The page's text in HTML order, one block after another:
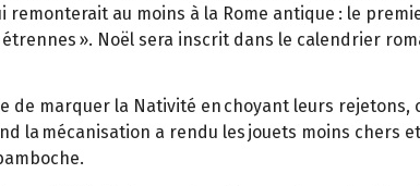
remonterait au moins à la Rome antique : le
». Noël sera inscrit dans le calendrier
de marquer la Nativité en choyant leurs
la mécanisation a rendu les jouets moins chers